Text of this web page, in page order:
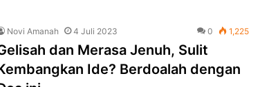
Novi Amanah 4 Juli 2023 0 1,225
dan Merasa Jenuh, Sulit
Ide? Berdoalah dengan